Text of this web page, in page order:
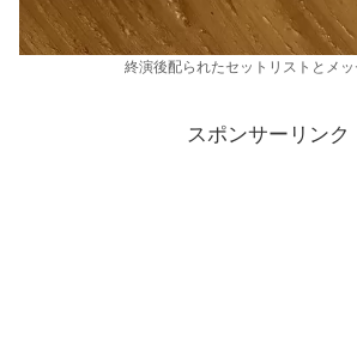
終演後配られたセットリストとメッ
スポンサーリンク